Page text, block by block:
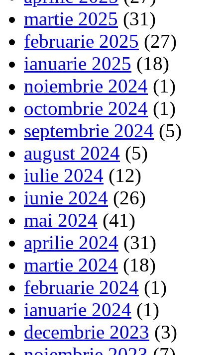
martie 2025 (31)
februarie 2025 (27)
ianuarie 2025 (18)
noiembrie 2024 (1)
octombrie 2024 (1)
septembrie 2024 (5)
august 2024 (5)
iulie 2024 (12)
iunie 2024 (26)
mai 2024 (41)
aprilie 2024 (31)
martie 2024 (18)
februarie 2024 (1)
ianuarie 2024 (1)
decembrie 2023 (3)